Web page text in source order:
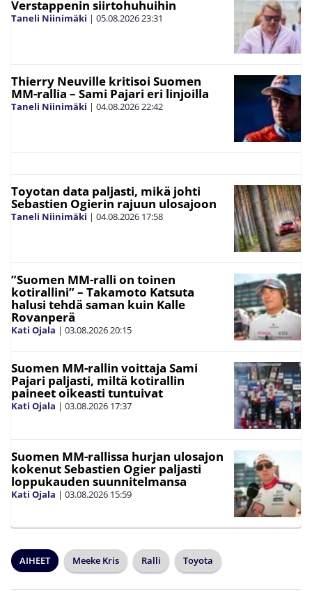
Verstappenin siirtohuhuihin
Taneli Niinimäki | 05.08.202623:31
Thierry Neuville kritisoi Suomen
MM-rallia – Sami Pajari eri linjoilla
Taneli Niinimäki | 04.08.202622:42
Toyotan data paljasti, mikä johti
Sebastien Ogierin rajuun ulosajoon
Taneli Niinimäki | 04.08.2026 17:58
”Suomen MM-ralli on toinen
kotirallini” – Takamoto Katsuta
halusi tehdä saman kuin Kalle
Rovanperä
Kati Ojala | 03.08.202620:15
Suomen MM-rallin voittaja Sami
Pajari paljasti, miltä kotirallin
paineet oikeasti tuntuivat
Kati Ojala | 03.08.2026 17:37
Suomen MM-rallissa hurjan ulosajon
kokenut Sebastien Ogier paljasti
loppukauden suunnitelmansa
Kati Ojala | 03.08.2026 15:59
AIHEET Meeke Kris Ralli Toyota